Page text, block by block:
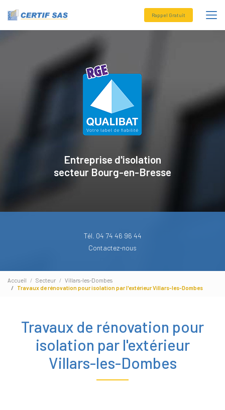
Rappel Gratuit
Entreprise d'isolation
secteurBourg-en-Bresse
Tél. 04 74 46 96 44
Contactez-nous
Accueil Secteur
Villars-les-Dombes
Travaux de rénovation pour isolation par l'extérieur Villars-les-Dombes
Travaux de rénovation pour
isolation par l'extérieur
Villars-les-Dombes